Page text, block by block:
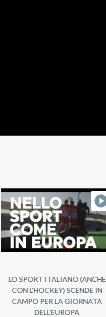
LO SPORT ITALIANO (ANCHE
CON L'HOCKEY) SCENDE IN
CAMPO PER LA GIORNATA
DELL’EUROPA